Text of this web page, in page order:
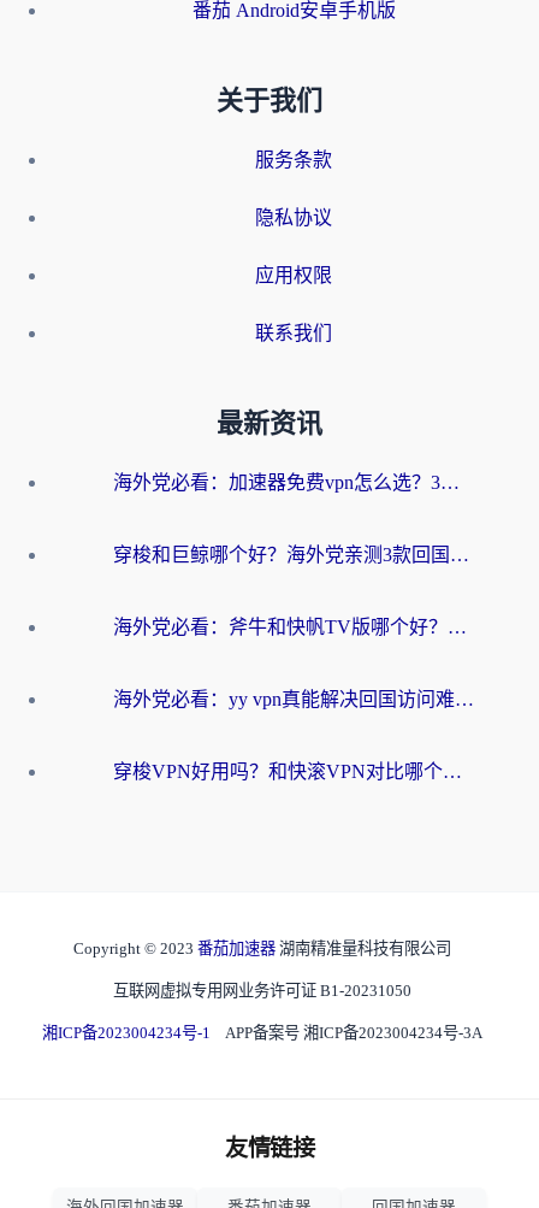
番茄 Android安卓手机版
关于我们
服务条款
隐私协议
应用权限
联系我们
最新资讯
海外党必看：加速器免费vpn怎么选？3步教你无缝访问国内资源
穿梭和巨鲸哪个好？海外党亲测3款回国加速器，教你避开90%的坑
海外党必看：斧牛和快帆TV版哪个好？3分钟选对回国加速器，无缝刷B站、追热剧
海外党必看：yy vpn真能解决回国访问难题？附云极initap测评+免费方案对比
穿梭VPN好用吗？和快滚VPN对比哪个回国效果更好？海外党选回国加速器必看指南
Copyright © 2023 番茄加速器 湖南精准量科技有限公司
互联网虚拟专用网业务许可证 B1-20231050
湘ICP备2023004234号-1 APP备案号 湘ICP备2023004234号-3A
友情链接